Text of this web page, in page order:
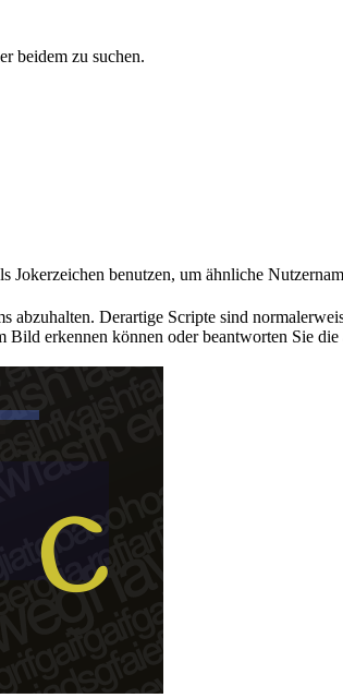
beidem zu suchen.
benutzen, um ähnliche
Derartige Scripte sind
erkennen können oder beantworten Sie die